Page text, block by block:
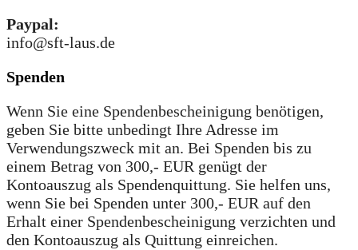
Paypal:
info@sft-laus.de
Spenden
Wenn Sie eine Spendenbescheinigung benötigen,
geben Sie bitte unbedingt Ihre Adresse im
Verwendungszweck mit an. Bei Spenden bis zu
einem Betrag von 300,- EUR genügt der
Kontoauszug als Spendenquittung. Sie helfen uns,
wenn Sie bei Spenden unter 300,- EUR auf den
Erhalt einer Spendenbescheinigung verzichten und
den Kontoauszug als Quittung einreichen.